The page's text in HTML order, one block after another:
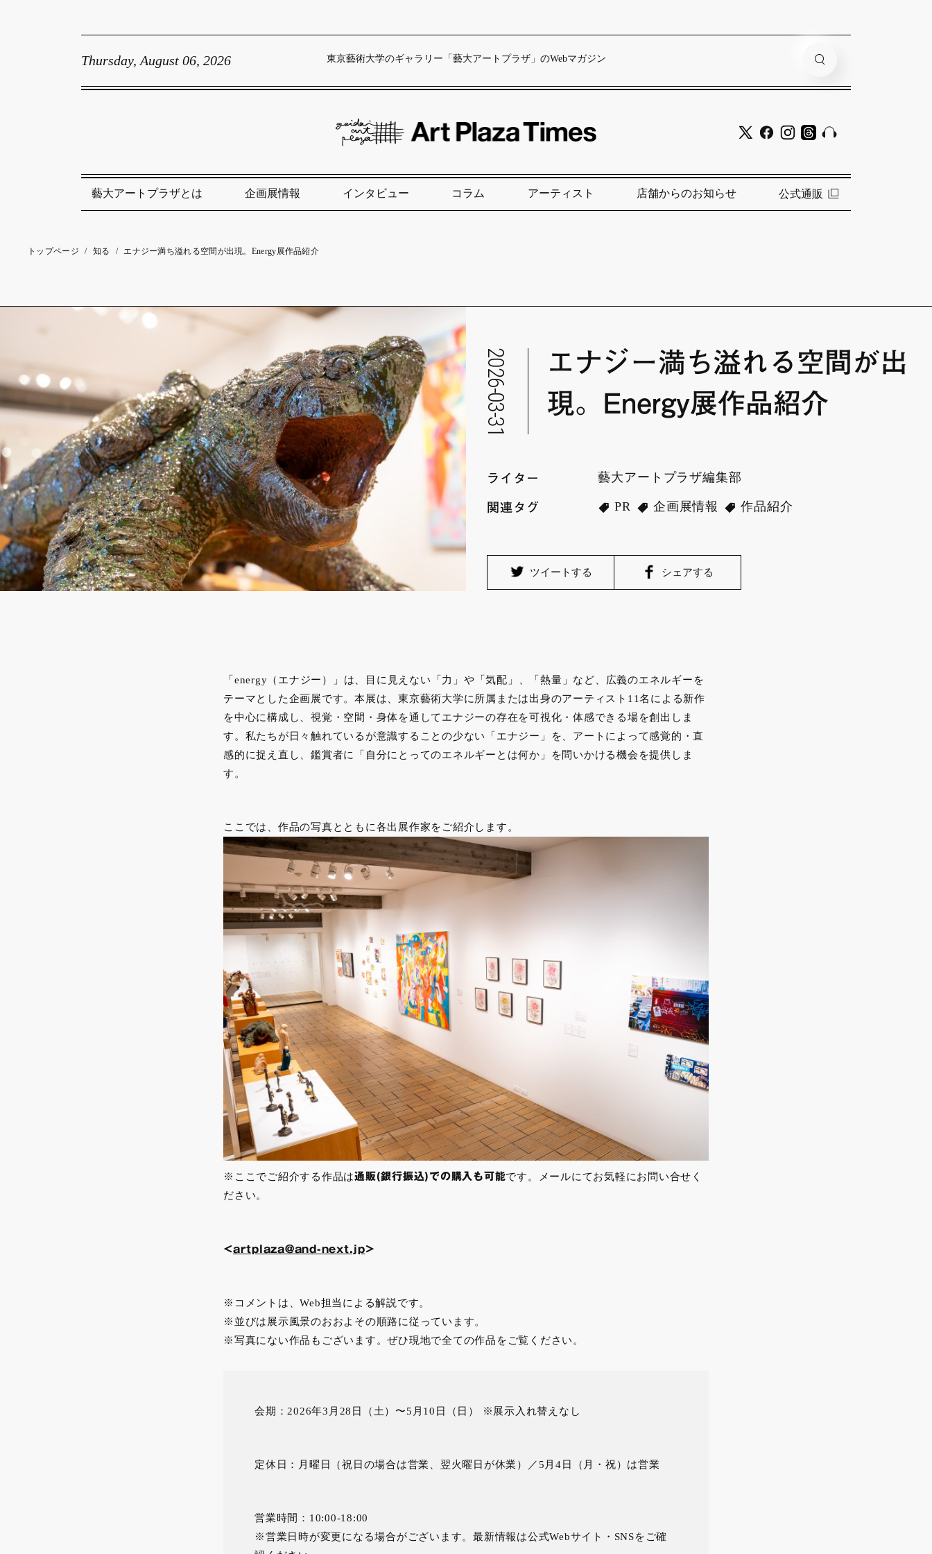
Thursday, August 06, 2026 東京藝術大学のギャラリー「藝大アートプラザ」のWebマガジン
藝大アートプラザとは 企画展情報 インタビュー コラム アーティスト 店舗からのお知らせ 公式通販
トップページ / 知る / エナジー満ち溢れる空間が出現。Energy展作品紹介
2026-03-31
エナジー満ち溢れる空間が出
現。Energy展作品紹介
ライター 藝大アートプラザ編集部
関連タグ PR 企画展情報 作品紹介
ツイートする シェアする
「energy（エナジー）」は、目に見えない「力」や「気配」、「熱量」など、広義のエネルギーを
テーマとした企画展です。本展は、東京藝術大学に所属または出身のアーティスト11名による新作
を中心に構成し、視覚・空間・身体を通してエナジーの存在を可視化・体感できる場を創出しま
す。私たちが日々触れているが意識することの少ない「エナジー」を、アートによって感覚的・直
感的に捉え直し、鑑賞者に「自分にとってのエネルギーとは何か」を問いかける機会を提供しま
す。
ここでは、作品の写真とともに各出展作家をご紹介します。
※ここでご紹介する作品は通販(銀行振込)での購入も可能です。メールにてお気軽にお問い合せく
ださい。
<artplaza@and-next.jp>
※コメントは、Web担当による解説です。
※並びは展示風景のおおよその順路に従っています。
※写真にない作品もございます。ぜひ現地で全ての作品をご覧ください。
会期：2026年3月28日（土）〜5月10日（日） ※展示入れ替えなし
定休日：月曜日（祝日の場合は営業、翌火曜日が休業）／5月4日（月・祝）は営業
営業時間：10:00-18:00
※営業日時が変更になる場合がございます。最新情報は公式Webサイト・SNSをご確